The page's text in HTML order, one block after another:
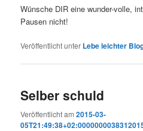
Wünsche DIR eine wunder-volle,
Pausen nicht!
Veröffentlicht unter Lebe leichter
Selber schuld
Veröffentlicht am2015-03-